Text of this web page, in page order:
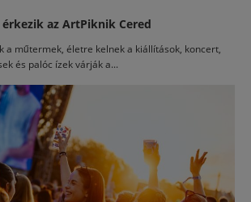
az ArtPiknik Cered
a műtermek, életre kelnek a kiállítások, koncert,
és palóc ízek várják a...